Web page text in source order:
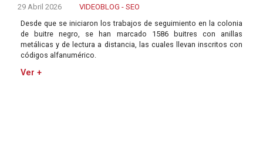
29 Abril 2026
VIDEOBLOG - SEO
Desde que se iniciaron los trabajos de seguimiento en la colonia
de buitre negro, se han marcado 1586 buitres con anillas
metálicas y de lectura a distancia, las cuales llevan inscritos con
códigos alfanumérico.
Ver +